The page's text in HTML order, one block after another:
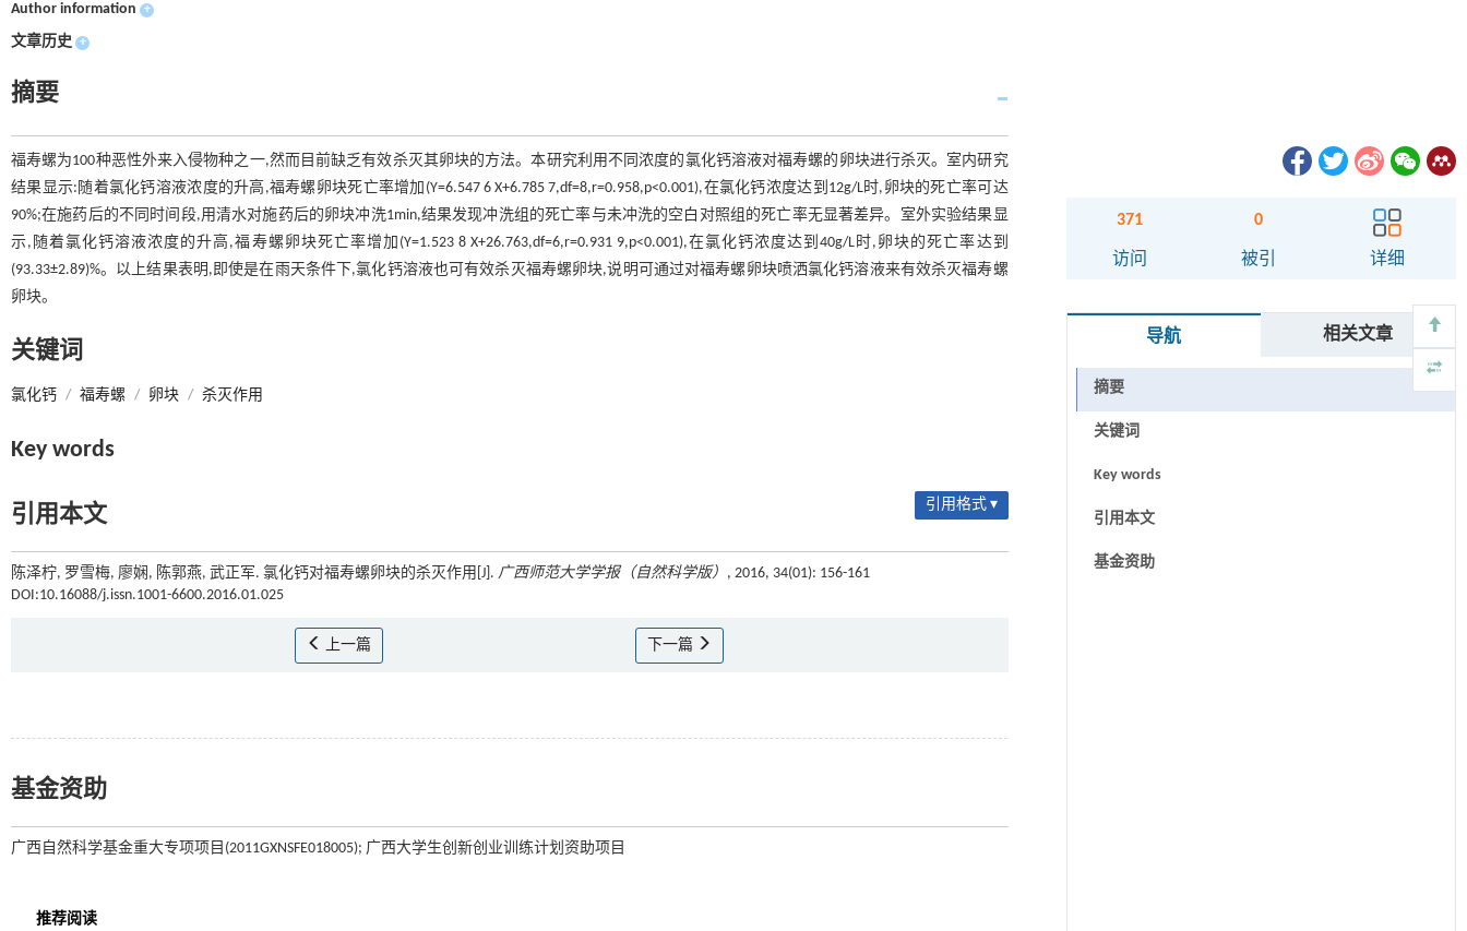
Author information +
文章历史 +
摘要
福寿螺为100种恶性外来入侵物种之一,然而目前缺乏有效杀灭其卵块的方法。本研究利用不同浓度的氯化钙溶液对福寿螺的卵块进行杀灭。室内研究
结果显示:随着氯化钙溶液浓度的升高,福寿螺卵块死亡率增加(Y=6.547 6 X+6.785 7,df=8,r=0.958,p<0.001),在氯化钙浓度达到12g/L时,卵块的死亡率可达
90%;在施药后的不同时间段,用清水对施药后的卵块冲洗1min,结果发现冲洗组的死亡率与未冲洗的空白对照组的死亡率无显著差异。室外实验结果显
示,随着氯化钙溶液浓度的升高,福寿螺卵块死亡率增加(Y=1.523 8 X+26.763,df=6,r=0.931 9,p<0.001),在氯化钙浓度达到40g/L时,卵块的死亡率达到
(93.33±2.89)%。以上结果表明,即使是在雨天条件下,氯化钙溶液也可有效杀灭福寿螺卵块,说明可通过对福寿螺卵块喷洒氯化钙溶液来有效杀灭福寿螺
卵块。
关键词
氯化钙 / 福寿螺 / 卵块 / 杀灭作用
Key words
引用本文 引用格式 ▾
陈泽柠, 罗雪梅, 廖娴, 陈郭燕, 武正军. 氯化钙对福寿螺卵块的杀灭作用[J]. 广西师范大学学报（自然科学版） , 2016, 34(01): 156-161
DOI:10.16088/j.issn.1001-6600.2016.01.025
上一篇 下一篇
基金资助
广西自然科学基金重大专项项目(2011GXNSFE018005); 广西大学生创新创业训练计划资助项目
371
访问
0
被引 详细
导航 相关文章
摘要
关键词
Key words
引用本文
基金资助